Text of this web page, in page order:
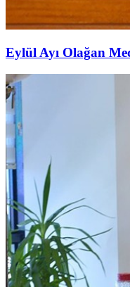
Eylül Ayı Olağan